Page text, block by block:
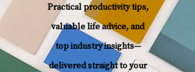
Practical productivity tips,
valuable life advice, and
top industry insights—
delivered straight to your